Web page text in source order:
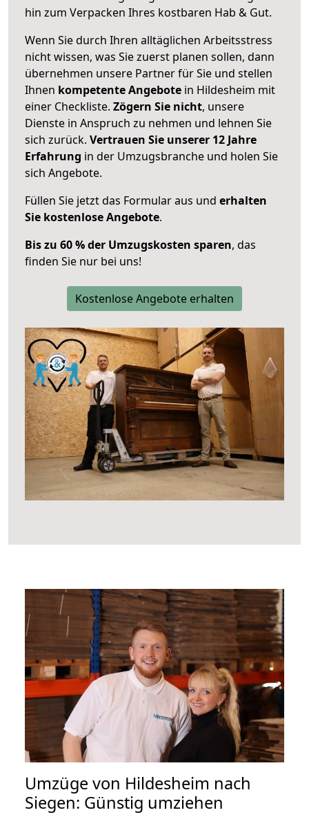
hin zum Verpacken Ihres kostbaren Hab & Gut.
Wenn Sie durch Ihren alltäglichen Arbeitsstress
nicht wissen, was Sie zuerst planen sollen, dann
übernehmen unsere Partner für Sie und stellen
Ihnen kompetente Angebote in Hildesheim mit
einer Checkliste. Zögern Sie nicht, unsere
Dienste in Anspruch zu nehmen und lehnen Sie
sich zurück. Vertrauen Sie unserer 12 Jahre
Erfahrung in der Umzugsbranche und holen Sie
sich Angebote.
Füllen Sie jetzt das Formular aus und erhalten
Sie kostenlose Angebote.
Bis zu 60 % der Umzugskosten sparen, das
finden Sie nur bei uns!
Kostenlose Angebote erhalten
Umzüge von Hildesheim nach
Siegen: Günstig umziehen